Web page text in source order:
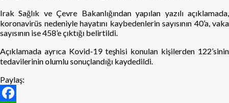
Irak Sağlık ve Çevre Bakanlığından yapılan yazılı açıklamada,
koronavirüs nedeniyle hayatını kaybedenlerin sayısının 40’a, vaka
sayısının ise 458’e çıktığı belirtildi.
Açıklamada ayrıca Kovid-19 teşhisi konulan kişilerden 122’sinin
tedavilerinin olumlu sonuçlandığı kaydedildi.
Paylaş: